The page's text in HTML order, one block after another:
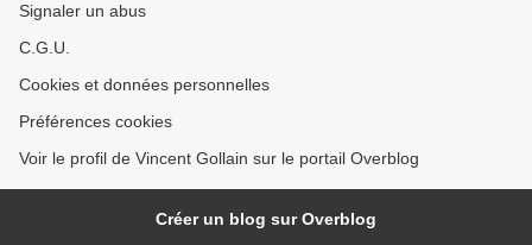
Signaler un abus
C.G.U.
Cookies et données personnelles
Préférences cookies
Voir le profil de Vincent Gollain sur le portail Overblog
Créer un blog sur Overblog